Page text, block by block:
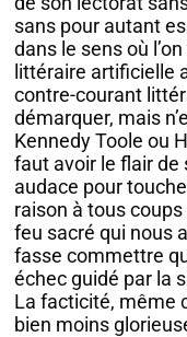
sans pour autant
dans le sens où
littéraire artificielle
contre-courant
démarquer, mais
Kennedy Toole ou
faut avoir le flair de
audace pour
raison à tous
feu sacré qui nous
fasse commettre
échec guidé par la
La facticité, même
bien moins